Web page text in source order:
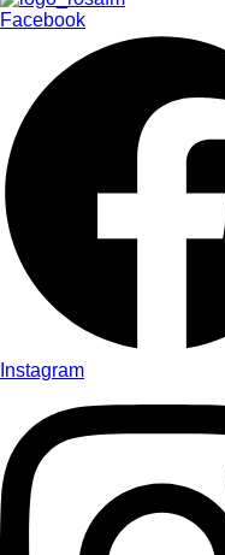
Facebook
Instagram